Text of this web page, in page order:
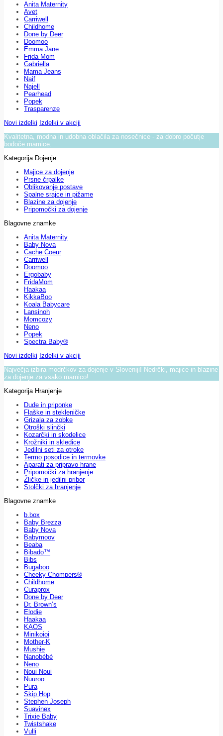
Anita Maternity
Avet
Carriwell
Childhome
Done by Deer
Doomoo
Emma Jane
Frida Mom
Gabriella
Mama Jeans
Naif
Najell
Pearhead
Popek
Trasparenze
Novi izdelki Izdelki v akciji
Kvalitetna, modna in udobna oblačila za nosečnice - za dobro počutje
bodoče mamice.
Kategorija Dojenje
Majice za dojenje
Prsne črpalke
Oblikovanje postave
Spalne srajce in pižame
Blazine za dojenje
Pripomočki za dojenje
Blagovne znamke
Anita Maternity
Baby Nova
Cache Coeur
Carriwell
Doomoo
Ergobaby
FridaMom
Haakaa
KikkaBoo
Koala Babycare
Lansinoh
Momcozy
Neno
Popek
Spectra Baby®
Novi izdelki Izdelki v akciji
Največja izbira modrčkov za dojenje v Sloveniji! Nedrčki, majice in blazine
za dojenje za vsako mamico!
Kategorija Hranjenje
Dude in priponke
Flaške in stekleničke
Grizala za zobke
Otroški slinčki
Kozarčki in skodelice
Krožniki in skledice
Jedilni seti za otroke
Termo posodice in termovke
Aparati za pripravo hrane
Pripomočki za hranjenje
Žličke in jedilni pribor
Stolčki za hranjenje
Blagovne znamke
b.box
Baby Brezza
Baby Nova
Babymoov
Beaba
Bibado™
Bibs
Bugaboo
Cheeky Chompers®
Childhome
Curaprox
Done by Deer
Dr. Brown’s
Elodie
Haakaa
KAOS
Minikoioi
Mother-K
Mushie
Nanobébé
Neno
Noui Noui
Nuuroo
Pura
Skip Hop
Stephen Joseph
Suavinex
Trixie Baby
Twistshake
Vulli